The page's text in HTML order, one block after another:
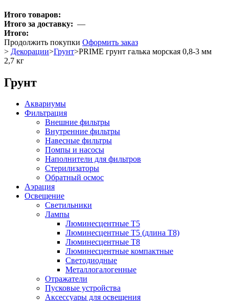
Итого товаров:
Итого за доставку: —
Итого:
Продолжить покупки Оформить заказ
> Декорации>Грунт>PRIME грунт галька морская 0,8-3 мм
2,7 кг
Грунт
Аквариумы
Фильтрация
Внешние фильтры
Внутренние фильтры
Навесные фильтры
Помпы и насосы
Наполнители для фильтров
Стерилизаторы
Обратный осмос
Аэрация
Освещение
Светильники
Лампы
Люминесцентные T5
Люминесцентные T5 (длина T8)
Люминесцентные T8
Люминесцентные компактные
Светодиодные
Металлогалогенные
Отражатели
Пусковые устройства
Аксессуары для освещения